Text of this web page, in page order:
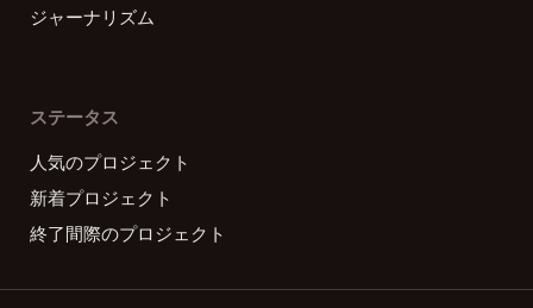
ジャーナリズム
ステータス
人気のプロジェクト
新着プロジェクト
終了間際のプロジェクト